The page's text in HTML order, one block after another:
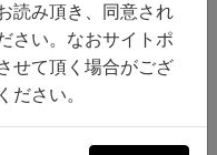
読み頂き、同意され
さい。なおサイトポ
せて頂く場合がござ
ださい。